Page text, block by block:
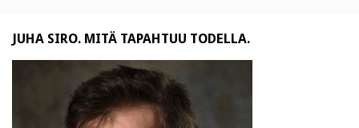
JUHA SIRO. MITÄ TAPAHTUU TODELLA.